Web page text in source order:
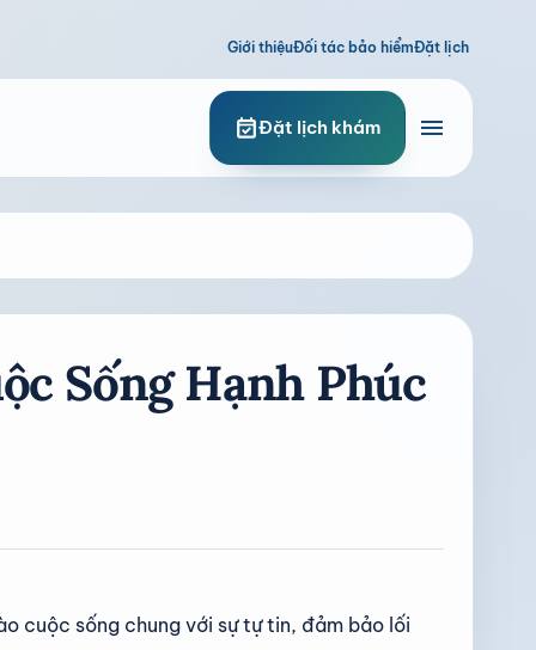
Giới thiệuĐối tác bảo hiểmĐặt lịch
event_availableĐặt lịch khám menu
Sống Hạnh Phúc
cuộc sống chung với sự tự tin, đảm bảo lối